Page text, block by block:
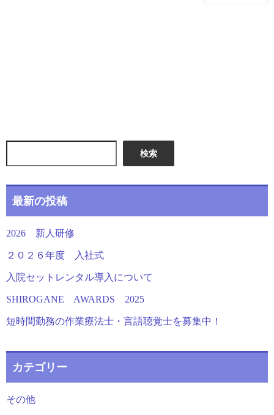
検索
最新の投稿
2026 新人研修
２０２６年度 入社式
入院セットレンタル導入について
SHIROGANE AWARDS 2025
短時間勤務の作業療法士・言語聴覚士を募集中！
カテゴリー
その他